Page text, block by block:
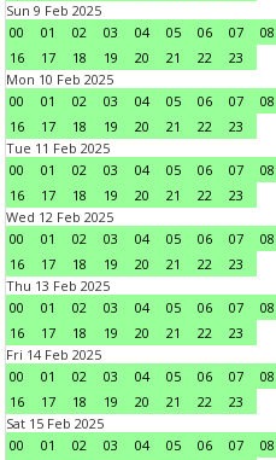
Sun 9 Feb 2025
00
01 02 03 04 05 06 07 08
16
17 18 19 20 21 22
23
Mon 10 Feb 2025
00
01 02 03 04 05 06 07 08
16
17 18 19 20 21 22
23
Tue 11 Feb 2025
00
01 02 03 04 05 06 07 08
16
17 18 19 20 21 22
23
Wed 12 Feb 2025
00
01 02 03 04 05 06 07 08
16
17 18 19 20 21 22
23
Thu 13 Feb 2025
00
01 02 03 04 05 06 07 08
16
17 18 19 20 21 22
23
Fri 14 Feb 2025
00
01 02 03 04 05 06 07 08
16
17 18 19 20 21 22
23
Sat 15 Feb 2025
00
01 02 03 04 05 06 07 08